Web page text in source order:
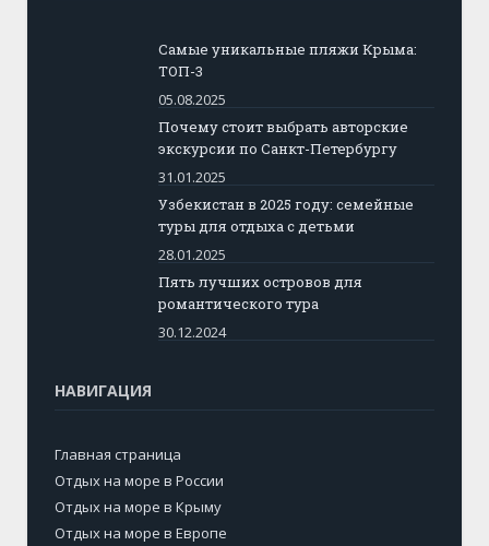
Самые уникальные пляжи Крыма:
ТОП-3
05.08.2025
Почему стоит выбрать авторские
экскурсии по Санкт-Петербургу
31.01.2025
Узбекистан в 2025 году: семейные
туры для отдыха с детьми
28.01.2025
Пять лучших островов для
романтического тура
30.12.2024
НАВИГАЦИЯ
Главная страница
Отдых на море в России
Отдых на море в Крыму
Отдых на море в Европе